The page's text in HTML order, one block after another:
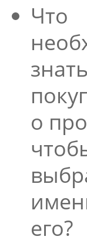
Что
знать
о
его?